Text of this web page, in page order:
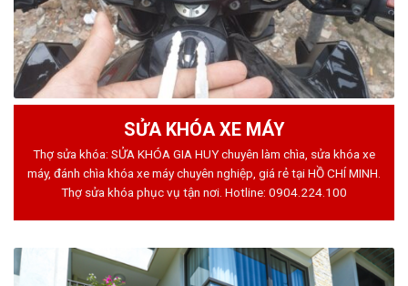
SỬA KHÓA XE MÁY
Thợ sửa khóa: SỬA KHÓA GIA HUY chuyên làm chìa, sửa khóa xe
máy, đánh chìa khóa xe máy chuyên nghiệp, giá rẻ tại HỒ CHÍ MINH.
Thợ sửa khóa phục vụ tận nơi. Hotline: 0904.224.100